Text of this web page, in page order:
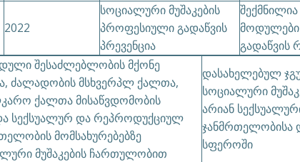
2022
სოციალური მუშაკების
პროფესიული გადაწვის
პრევენცია
გადაწვის
შესაძლებლობის მქონე
ძალადობის მსხვერპლ ქალთა,
ქალთა მისაწვდომობის
სექსუალურ და რეპროდუქციულ
მომსახურებებზე
მუშაკების ჩართულობით
დასახელებულ
სოციალური
არიან
ჯანმრთელობისა
სფეროში